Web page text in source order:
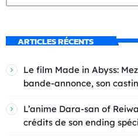
ARTICLES RÉCENTS
Le film Made in Abyss:
bande-annonce, son
L’anime Dara-san of
crédits de son ending